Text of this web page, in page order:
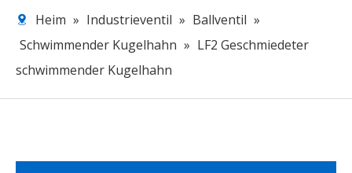
Heim » Industrieventil » Ballventil »
Schwimmender Kugelhahn » LF2 Geschmiedeter
schwimmender Kugelhahn